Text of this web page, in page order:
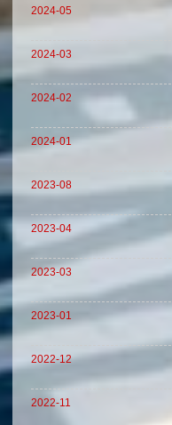
2024-05
2024-03
2024-02
2024-01
2023-08
2023-04
2023-03
2023-01
2022-12
2022-11